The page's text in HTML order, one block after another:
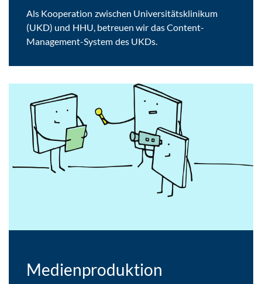
Als Kooperation zwischen Universitätsklinikum
(UKD) und HHU, betreuen wir das Content-
Management-System des UKDs.
Medienproduktion